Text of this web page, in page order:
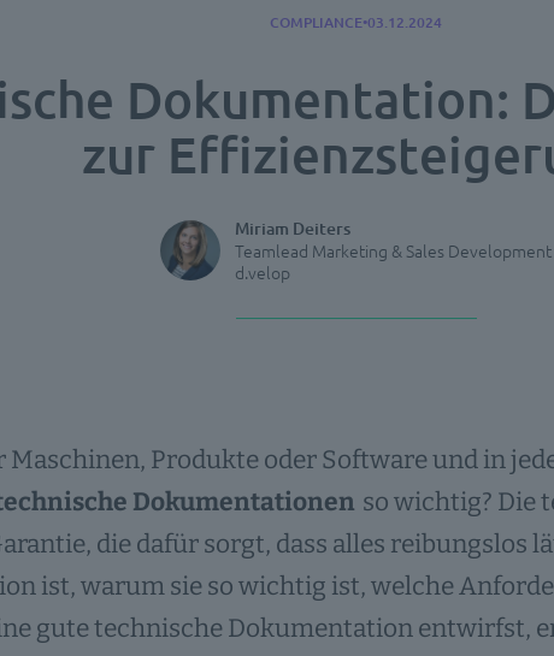
Dokumentation:
zur
COMPLIANCE 03.12.2024
Miriam Deiters
Teamlead Marketing & Sales Development
d.velop
Maschinen, Produkte oder Software und in
Dokumentationen so wichtig? Die
die dafür sorgt, dass alles reibungslos
ist, warum sie so wichtig ist, welche
gute technische Dokumentation entwirfst,